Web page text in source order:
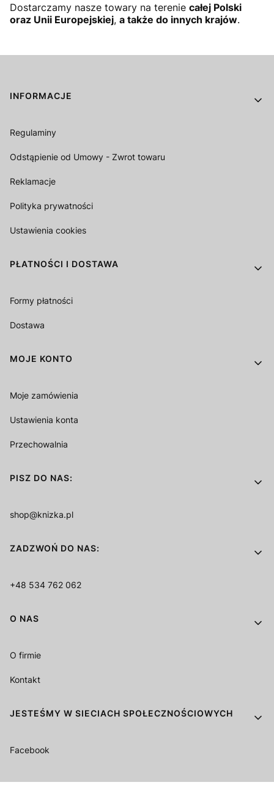
Dostarczamy nasze towary na terenie całej Polski
oraz Unii Europejskiej, a także do innych krajów.
Linki w stopce
INFORMACJE
Regulaminy
Odstąpienie od Umowy - Zwrot towaru
Reklamacje
Polityka prywatności
Ustawienia cookies
PŁATNOŚCI I DOSTAWA
Formy płatności
Dostawa
MOJE KONTO
Moje zamówienia
Ustawienia konta
Przechowalnia
PISZ DO NAS:
shop@knizka.pl
ZADZWOŃ DO NAS:
+48 534 762 062
O NAS
O firmie
Kontakt
JESTEŚMY W SIECIACH SPOŁECZNOŚCIOWYCH
Facebook